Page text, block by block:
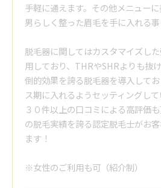
手軽に通えます。その他メニューに
男らしく整った眉毛を手に入れる事
脱毛器に関してはカスタマイズし
用しており、THRやSHRよりも抜
倒的効果を誇る脱毛器を導入して
ス期に入れるようセッティングし
３０件以上の口コミによる高評価
の脱毛実績を誇る認定脱毛士がお
ます！
※女性のご利用も可（紹介制）